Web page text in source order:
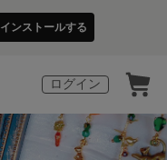
インストールする
ログイン